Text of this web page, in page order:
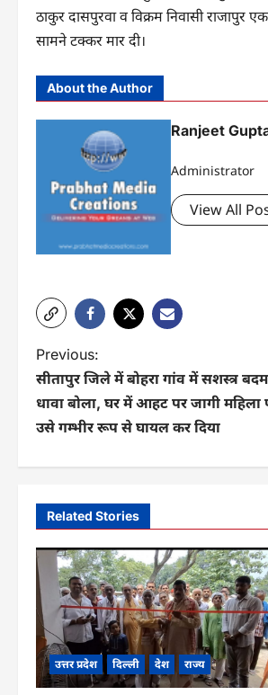
ठाकुर दासपुरवा व विक्रम निवासी
सामने टक्कर मार दी।
About the Author
Ranjeet
Administrator
View All
P
o
s
v
i
g
a
t
Previous:
सीतापुर जिले में बोहरा गांव में सशस्त्र
धावा बोला, घर में आहट पर जागी महिला
उसे गम्भीर रूप से घायल कर दिया
Related Stories
उत्तर प्रदेश दिल्ली देश राज्य